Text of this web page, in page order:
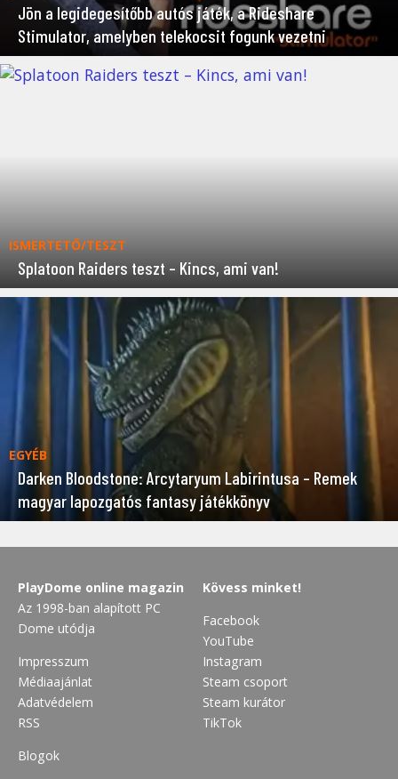
Jön a legidegesítőbb autós játék, a Rideshare
Stimulator, amelyben telekocsit fogunk vezetni
ISMERTETŐ/TESZT
Splatoon Raiders teszt – Kincs, ami van!
EGYÉB
Darken Bloodstone: Arcytaryum Labirintusa – Remek
magyar lapozgatós fantasy játékkönyv
PlayDome online magazin
Az 1998-ban alapított PC
Dome utódja
Impresszum
Médiaajánlat
Adatvédelem
RSS
Blogok
Kövess minket!
Facebook
YouTube
Instagram
Steam csoport
Steam kurátor
TikTok